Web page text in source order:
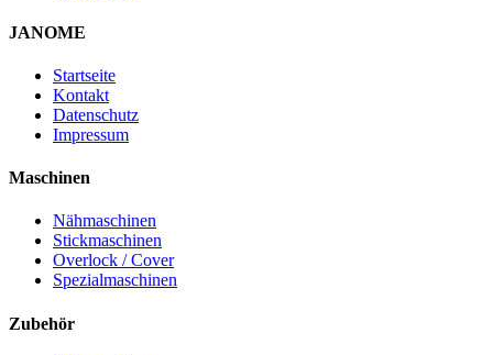
JANOME
Startseite
Kontakt
Datenschutz
Impressum
Maschinen
Nähmaschinen
Stickmaschinen
Overlock / Cover
Spezialmaschinen
Zubehör